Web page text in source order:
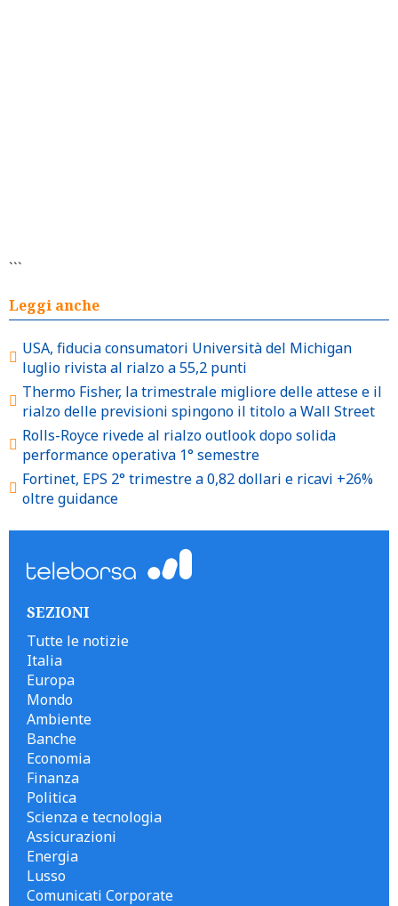
```
Leggi anche
USA, fiducia consumatori Università del Michigan
luglio rivista al rialzo a 55,2 punti
Thermo Fisher, la trimestrale migliore delle attese e il
rialzo delle previsioni spingono il titolo a Wall Street
Rolls-Royce rivede al rialzo outlook dopo solida
performance operativa 1° semestre
Fortinet, EPS 2° trimestre a 0,82 dollari e ricavi +26%
oltre guidance
SEZIONI
Tutte le notizie
Italia
Europa
Mondo
Ambiente
Banche
Economia
Finanza
Politica
Scienza e tecnologia
Assicurazioni
Energia
Lusso
Comunicati Corporate